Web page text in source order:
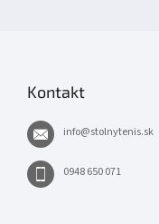
Kontakt
info@stolnytenis.sk
0948 650 071